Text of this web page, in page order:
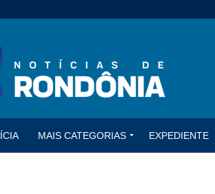
MAIS CATEGORIAS EXPEDIENTE